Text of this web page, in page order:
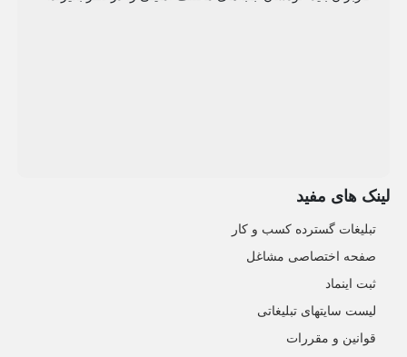
لینک های مفید
تبلیغات گسترده کسب و کار
صفحه اختصاصی مشاغل
ثبت اینماد
لیست سایتهای تبلیغاتی
قوانین و مقررات